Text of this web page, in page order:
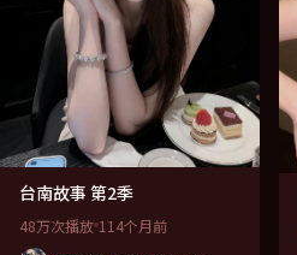
台南故事 第2季
48万次播放 114个月前